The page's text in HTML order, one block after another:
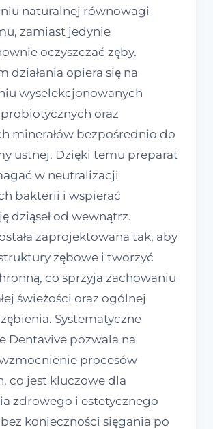
naturalnej równowagi
zamiast jedynie
oczyszczać zęby.
działania opiera się na
wyselekcjonowanych
oraz
minerałów bezpośrednio do
ustnej. Dzięki temu preparat
w neutralizacji
bakterii i wspierać
dziąseł od wewnątrz.
zaprojektowana tak, aby
zębowe i tworzyć
co sprzyja zachowaniu
świeżości oraz ogólnej
Systematyczne
Dentavive pozwala na
procesów
co jest kluczowe dla
zdrowego i estetycznego
konieczności sięgania po